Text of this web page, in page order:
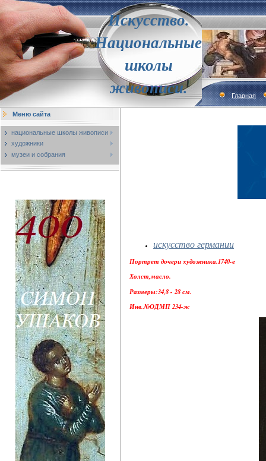
Искусство.
Национальные
школы
живописи.
Главная
Меню сайта
национальные школы живописи
художники
музеи и собрания
искусство германии
Портрет дочери художника.1740-е
Холст,масло.
Размеры:34,8 - 28 см.
Инв.№ОДМП 234-ж